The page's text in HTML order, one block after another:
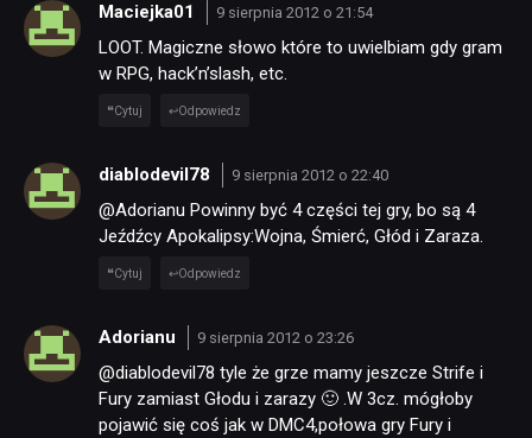
Maciejka01 9 sierpnia 2012 o 21:54
LOOT. Magiczne słowo które to uwielbiam gdy gram
w RPG, hack’n’slash, etc.
Cytuj Odpowiedz
diablodevil78 9 sierpnia 2012 o 22:40
@Adorianu Powinny być 4 części tej gry, bo są 4
Jeźdźcy Apokalipsy:Wojna, Śmierć, Głód i Zaraza.
Cytuj Odpowiedz
Adorianu 9 sierpnia 2012 o 23:26
@diablodevil78 tyle że grze mamy jeszcze Strife i
Fury zamiast Głodu i zarazy 🙂 .W 3cz. mógłoby
pojawić się coś jak w DMC4,połowa gry Fury i